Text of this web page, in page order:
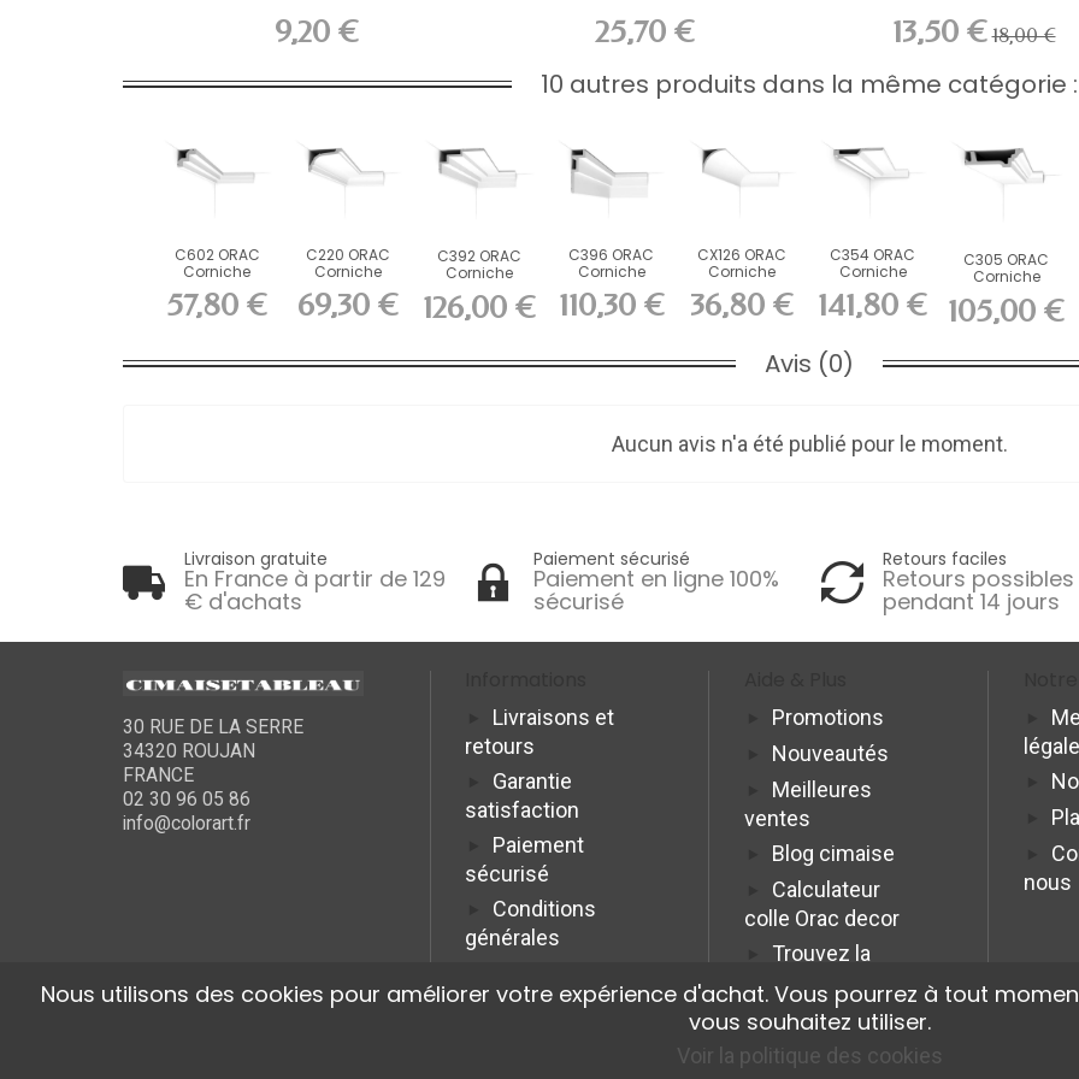
9,20 € 25,70 € 13,50 € 18,00 €
10 autres produits dans la même catégorie :
C602 ORAC
Corniche
Purotouch
L200 x H5,3 x...
57,80 €
C220 ORAC
Corniche
Purotouch
L200 x H7,6 x...
69,30 €
C392 ORAC
Corniche
x H19 x...
126,00 €
C396 ORAC
Corniche
Purotouch
L200 x H18,5...
110,30 €
CX126 ORAC
Corniche
Durofoam
L200 x H8,7 x...
36,80 €
C354 ORAC
Corniche
Purotouch
L200 x H4 x...
141,80 €
C305 ORAC
Corniche
x H4,7 x...
105,00 €
Avis (0)
Aucun avis n'a été publié pour le moment.
Livraison gratuite
En France à partir de 129
€ d'achats
Paiement sécurisé
Paiement en ligne 100%
sécurisé
Retours faciles
Retours possibles
pendant 14 jours
30 RUE DE LA SERRE
34320 ROUJAN
FRANCE
02 30 96 05 86
info@colorart.fr
Livraisons et
retours
Garantie
satisfaction
Paiement
sécurisé
Conditions
générales
Promotions
Nouveautés
Meilleures
ventes
Blog cimaise
Calculateur
colle Orac decor
Trouvez la
cimaise idéale
Programme
Affiliation Pro
nous
Nous utilisons des cookies pour améliorer votre expérience d'achat. Vous pourrez à tout
vous souhaitez utiliser.
Voir la politique des cookies